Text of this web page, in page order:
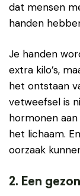
dat mensen
handen
Je handen
extra kilo’s,
het ontstaan
vetweefsel is
hormonen
het lichaam.
oorzaak
2. Een